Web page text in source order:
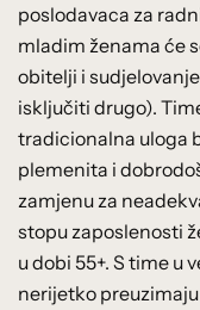
poslodavaca za
mladim ženama će
obitelji i
isključiti drugo).
tradicionalna uloga
plemenita i
zamjenu za
stopu zaposlenosti
u dobi 55+. S time u
nerijetko